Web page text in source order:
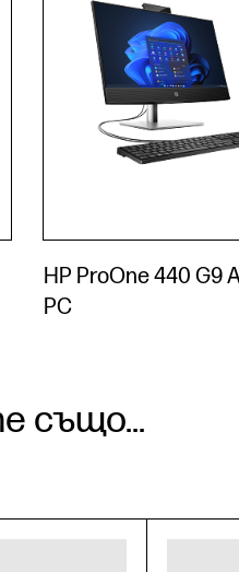
HP ProOne 440 G9
PC
също...